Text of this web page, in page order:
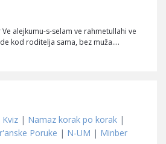
Ve alejkumu-s-selam ve rahmetullahi ve
kod roditelja sama, bez muža.…
Kviz | Namaz korak po korak |
Poruke | N-UM | Minber